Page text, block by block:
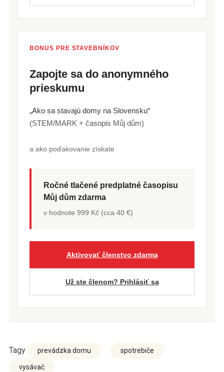
BONUS PRE STAVEBNÍKOV
Zapojte sa do anonymného
prieskumu
„Ako sa stavajú domy na Slovensku“
(STEM/MARK + časopis Můj dům)
a ako poďakovanie získate
Ročné tlačené predplatné časopisu
Můj dům zdarma
v hodnote 999 Kč (cca 40 €)
Aktivovať členstvo zdarma
Už ste členom? Prihlásiť sa
Tagy prevádzka domu spotrebiče
vysávač